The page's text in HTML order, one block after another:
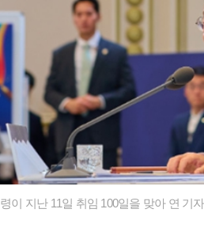
이 지난 11일 취임 100일을 맞아 연 기